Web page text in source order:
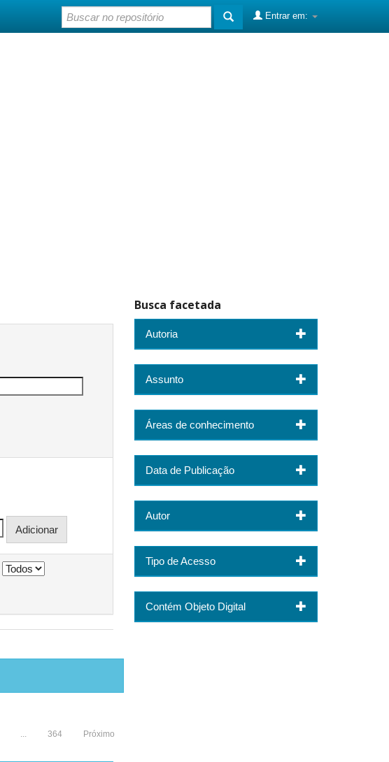
Entrar em:
... 364 Próximo
Busca facetada
Autoria
Assunto
Áreas de conhecimento
Data de Publicação
Autor
Tipo de Acesso
Contém Objeto Digital